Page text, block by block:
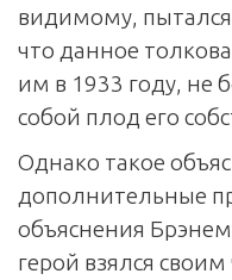
видимому, пытался
что данное
им в 1933 году, не
собой плод его
Однако такое
дополнительные
объяснения
герой взялся